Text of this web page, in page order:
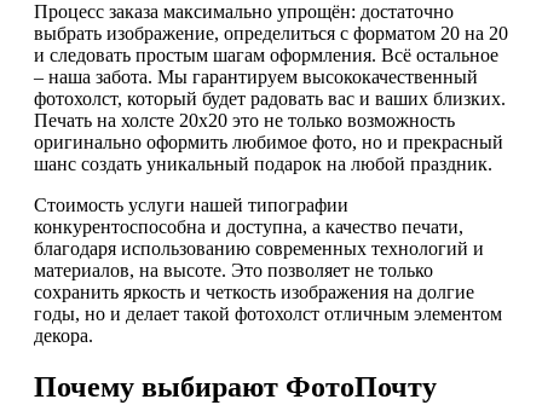
Процесс заказа максимально упрощён: достаточно
выбрать изображение, определиться с форматом 20 на 20
и следовать простым шагам оформления. Всё остальное
– наша забота. Мы гарантируем высококачественный
фотохолст, который будет радовать вас и ваших близких.
Печать на холсте 20х20 это не только возможность
оригинально оформить любимое фото, но и прекрасный
шанс создать уникальный подарок на любой праздник.
Стоимость услуги нашей типографии
конкурентоспособна и доступна, а качество печати,
благодаря использованию современных технологий и
материалов, на высоте. Это позволяет не только
сохранить яркость и четкость изображения на долгие
годы, но и делает такой фотохолст отличным элементом
декора.
Почему выбирают ФотоПочту